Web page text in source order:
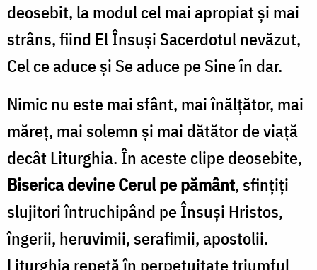
deosebit, la modul cel mai apropiat şi mai
strâns, fiind El Însuşi Sacerdotul nevăzut,
Cel ce aduce şi Se aduce pe Sine în dar.
Nimic nu este mai sfânt, mai înălţător, mai
măreţ, mai solemn şi mai dătător de viaţă
decât Liturghia. În aceste clipe deosebite,
Biserica devine Cerul pe pământ, sfinţiţi
slujitori întruchipând pe Însuşi Hristos,
îngerii, heruvimii, serafimii, apostolii.
Liturghia repetă în perpetuitate triumful